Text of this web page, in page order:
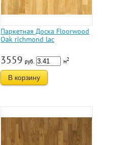
Паркетная Доска Floorwood
Oak richmond lac
3559 руб. м2
В корзину